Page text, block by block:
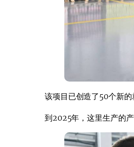
该项目已创造了50个新的
到2025年，这里生产的